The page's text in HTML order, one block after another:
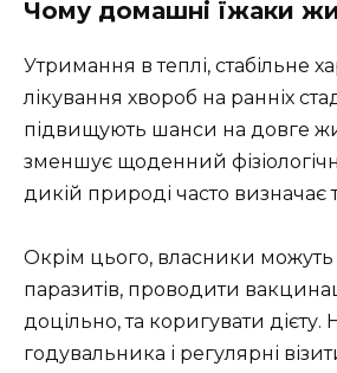
Чому домашні їжаки
Утримання в теплі, стабільне
лікування хвороб на ранніх
підвищують шанси на довге
зменшує щоденний
дикій природі часто визначає
Окрім цього, власники
паразитів, проводити
доцільно, та коригувати дієту.
годувальника і регулярні